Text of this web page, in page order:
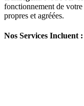
fonctionnement de
propres et agréées.
Nos Services Incluent :